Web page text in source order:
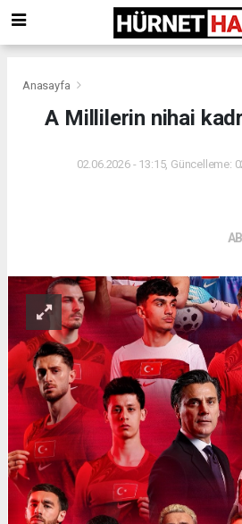
Anasayfa
A Millilerin nihai
02.06.2026 - 13:15, Güncelleme: